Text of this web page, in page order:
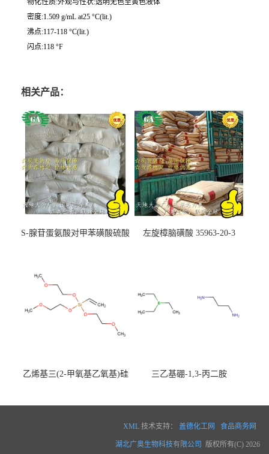
密度:1.509 g/mL at25 °C(lit.)
沸点:117-118 °C(lit.)
闪点:118 °F
相关产品：
S-腺苷蛋氨酸对甲苯磺酸硫酸
左旋樟脑磺酸 35963-20-3
乙烯基三(2-甲氧基乙氧基)硅
三乙基硼-1,3-丙二胺
XML 技术支持： 盖德化工网 食品商务网
湖北广奥生物科技有限公司 版权所有(C) 2026